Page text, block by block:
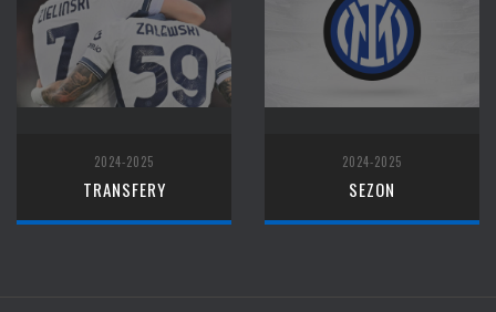
2024-2025
TRANSFERY
2024-2025
SEZON